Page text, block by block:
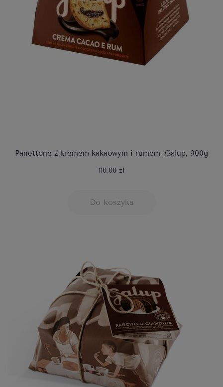
Panettone z kremem kakaowym i rumem, Galup, 900g
110,00 zł
Do koszyka